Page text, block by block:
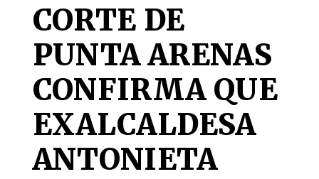
CORTE DE
PUNTA ARENAS
CONFIRMA QUE
EXALCALDESA
ANTONIETA